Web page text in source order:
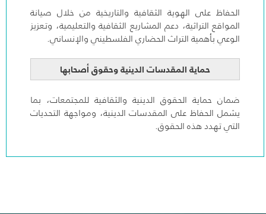
الحفاظ على الهوية الثقافية والتاريخية من خلال صيانة
المواقع التراثية، دعم المشاريع الثقافية والتعليمية، وتعزيز
الوعي بأهمية التراث الحضاري الفلسطيني والإنساني.
حماية المقدسات الدينية وحقوق أصحابها
ضمان حماية الحقوق الدينية والثقافية للمجتمعات، بما
يشمل الحفاظ على المقدسات الدينية، ومواجهة التحديات
التي تهدد هذه الحقوق.